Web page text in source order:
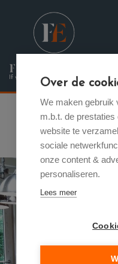
Over de
We maken gebruik
m.b.t. de
website te
sociale
onze content &
personaliseren.
Lees meer